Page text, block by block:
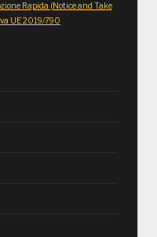
Rapida (Notice and Take
UE 2019/790